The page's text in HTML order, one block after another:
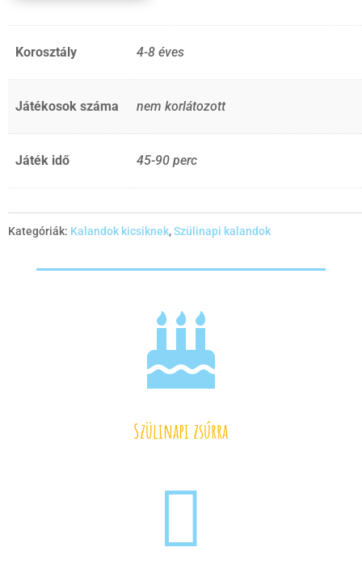
Korosztály 4-8 éves
Játékosok száma nem korlátozott
Játék idő 45-90 perc
Kategóriák: Kalandok kicsiknek,Szülinapi kalandok

Szülinapi zsúrra
